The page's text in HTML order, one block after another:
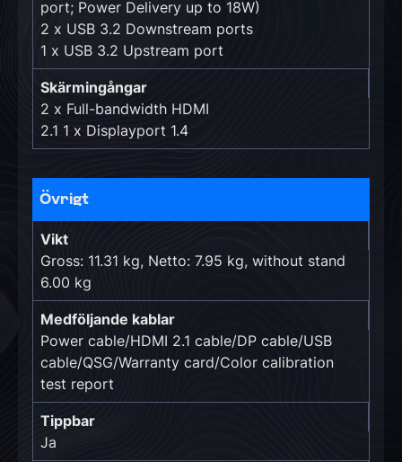
port; Power Delivery up to 18W)
2 x USB 3.2 Downstream ports
1 x USB 3.2 Upstream port
Skärmingångar
2 x Full-bandwidth HDMI
2.1 1 x Displayport 1.4
Övrigt
Vikt
Gross: 11.31 kg, Netto: 7.95 kg, without stand
6.00 kg
Medföljande kablar
Power cable/HDMI 2.1 cable/DP cable/USB
cable/QSG/Warranty card/Color calibration
test report
Tippbar
Ja